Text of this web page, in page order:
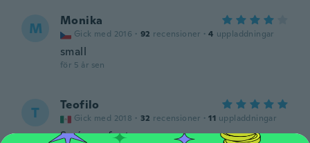
M Monika
Gick med 2016 · 92 recensioner · 4 uppladdningar
small
för 5 år sen
T Teofilo
Gick med 2018 · 32 recensioner · 11 uppladdningar
Sería perfecto